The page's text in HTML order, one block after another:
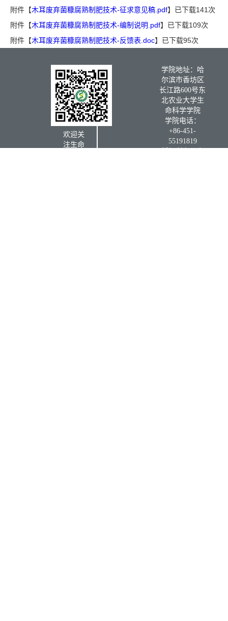
附件【木耳废弃菌糠腐熟制肥技术-征求意见稿.pdf】已下载141 次
附件【木耳废弃菌糠腐熟制肥技术-编制说明.pdf】已下载109次
附件【木耳废弃菌糠腐熟制肥技术-反馈表.doc】已下载95次
欢迎关
注生命
学院地址：哈
尔滨市香坊区
长江路600号东
北农业大学生
命科学学院
学院电话：
+86-451-
55191819